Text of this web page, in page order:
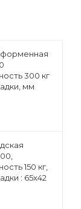
300 кг
мм
150 кг,
: 65х42